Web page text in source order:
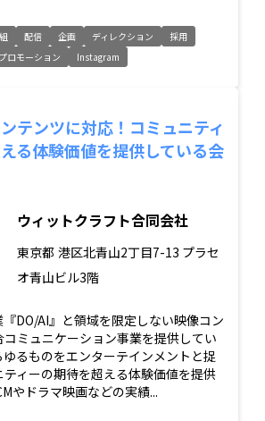
配信 企画 ディレクション
採用
プロモーション Instagram
テンツに対応！コミュニティ
る体験価値を提供している会
ウィットクラフト合同会社
東京都 港区北青山2丁目7-13 プラセ
オ青山ビル3階
DO/AI』と領域を限定しない映像コン
ミュニケーション事業を提供してい
るものをエンターテインメントと捉
ィーの期待を超える体験価値を提供
やドラマ映画などの実績...